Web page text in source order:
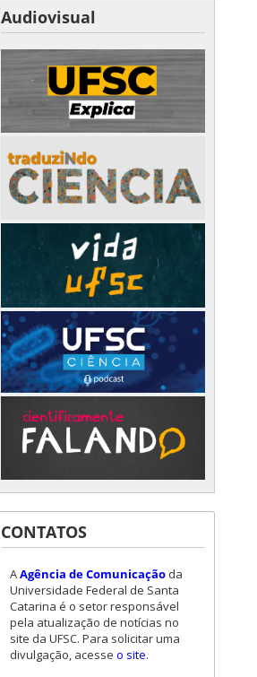
Audiovisual
CONTATOS
AAgência de Comunicação da
Universidade Federal de Santa
Catarina é o setor responsável
pela atualização de notícias no
site da UFSC. Para solicitar uma
divulgação, acesse o site.